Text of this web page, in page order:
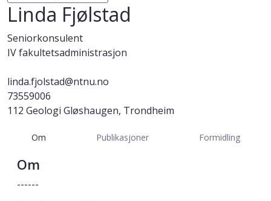
Linda Fjølstad
Seniorkonsulent
IV fakultetsadministrasjon
linda.fjolstad@ntnu.no
73559006
112 Geologi Gløshaugen, Trondheim
Om Publikasjoner Formidling
Om
------